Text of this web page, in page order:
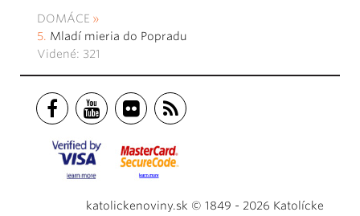
DOMÁCE
Mladí mieria do Popradu
Videné: 321
katolickenoviny.sk © 1849 - 2026 Katolícke